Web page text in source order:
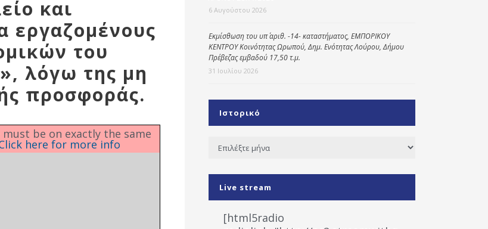
και
εργαζομένους
του
λόγω της μη
προσφοράς.
be on exactly the same
here for more info
6 Αυγούστου 2026
Εκμίσθωση του υπ΄ αριθ. -14- καταστήματος, ΕΜΠΟΡΙΚΟΥ
ΚΕΝΤΡΟΥ Κοινότητας Ωρωπού, Δημ. Ενότητας Λούρου, Δήμου
Πρέβεζας εμβαδού 17,50 τ.μ.
31 Ιουλίου 2026
Ιστορικό
Ιστορικό
Live stream
[html5radio